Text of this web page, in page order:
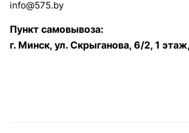
info@575.by
Пункт самовывоза:
г. Минск, ул. Скрыганова, 6/2, 1